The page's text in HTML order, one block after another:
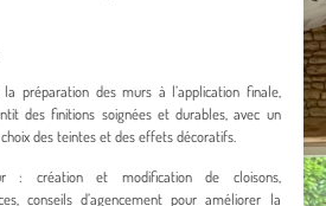
préparation des murs à l’application finale,
des finitions soignées et durables, avec un
des teintes et des effets décoratifs.
: création et modification de cloisons,
conseils d’agencement pour améliorer la